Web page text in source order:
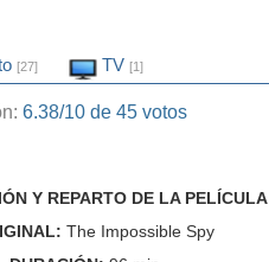
[27] TV [1]
6.38/10 de 45 votos
Y REPARTO DE LA PELÍCULA
The Impossible Spy